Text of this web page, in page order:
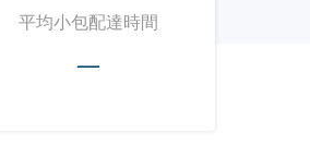
平均小包配達時間
—